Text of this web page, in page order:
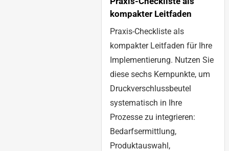
kompakter Leitfaden
Praxis-Checkliste als
kompakter Leitfaden für Ihre
Implementierung. Nutzen Sie
diese sechs Kernpunkte, um
Druckverschlussbeutel
systematisch in Ihre
Prozesse zu integrieren:
Bedarfsermittlung,
Produktauswahl,